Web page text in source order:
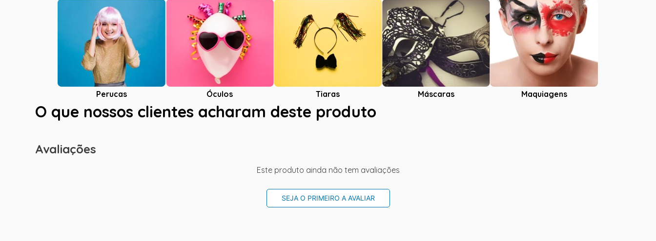
Perucas Óculos Tiaras Máscaras Maquiagens
O que nossos clientes acharam deste produto
Avaliações
Este produto ainda não tem avaliações
SEJA O PRIMEIRO A AVALIAR